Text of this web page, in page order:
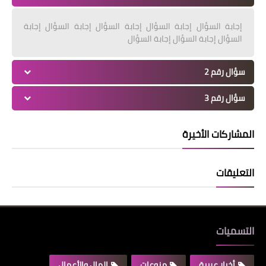
إجابة السؤال إجابة السؤال إجابة السؤال إجابة السؤال إجابة
السؤال إجابة السؤال إجابة السؤال
سؤال رقم 2
سؤال رقم 3
المشاركات الأخيرة
التعليقات
التسميات